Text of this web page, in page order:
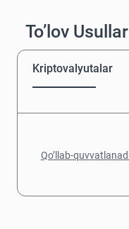
To’lov
Kriptovalyutalar
Qo’llab-